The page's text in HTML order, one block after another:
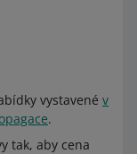
vystavené v
.
tak, aby cena